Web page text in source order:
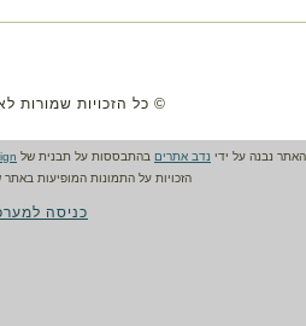
© כל הזכויות שמורות
האתר נבנה על ידי נדב אתרים בהתבססות על תבנית של
הזכויות על התמונות המופיעות
כניסה